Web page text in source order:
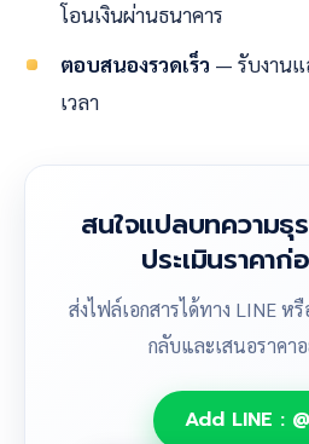
โอนเงินผ่านธนาคาร
ตอบสนองรวดเร็ว — รับงานแ
เวลา
สนใจแปลบทความธุ
ประเมินราคาก่
ส่งไฟล์เอกสารได้ทาง LINE ห
กลับและเสนอราคาอ
Add LINE :